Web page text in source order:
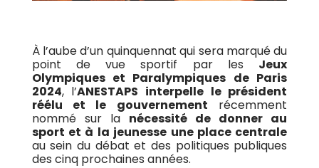
À l’aube d’un quinquennat qui sera marqué du
point de vue sportif par les Jeux
Olympiques et Paralympiques de Paris
2024, l’ANESTAPS interpelle le président
réélu et le gouvernement récemment
nommé sur la nécessité de donner au
sport et à la jeunesse une place centrale
au sein du débat et des politiques publiques
des cinq prochaines années.